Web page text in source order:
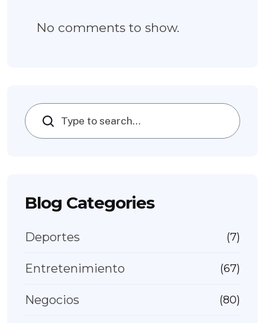
No comments to show.
Search
Blog Categories
Deportes (7)
Entretenimiento (67)
Negocios (80)